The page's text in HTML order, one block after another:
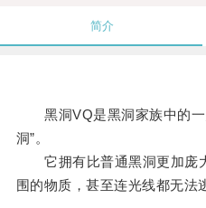
简介
黑洞VQ是黑洞家族中的一
洞”。
它拥有比普通黑洞更加庞
围的物质，甚至连光线都无法